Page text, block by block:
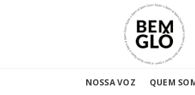
NOSSA VOZ QUEM